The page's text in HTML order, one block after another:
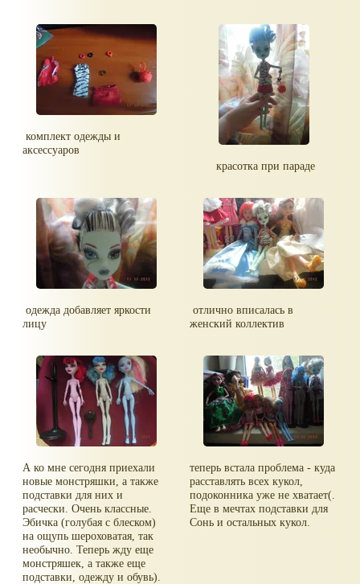
комплект одежды и
аксессуаров
красотка при параде
одежда добавляет яркости
лицу
отлично вписалась в
женский коллектив
А ко мне сегодня приехали
новые монстряшки, а также
подставки для них и
расчески. Очень классные.
Эбичка (голубая с блеском)
на ощупь шероховатая, так
необычно. Теперь жду еще
монстряшек, а также еще
подставки, одежду и обувь).
теперь встала проблема - куда
расставлять всех кукол,
подоконника уже не хватает(.
Еще в мечтах подставки для
Сонь и остальных кукол.